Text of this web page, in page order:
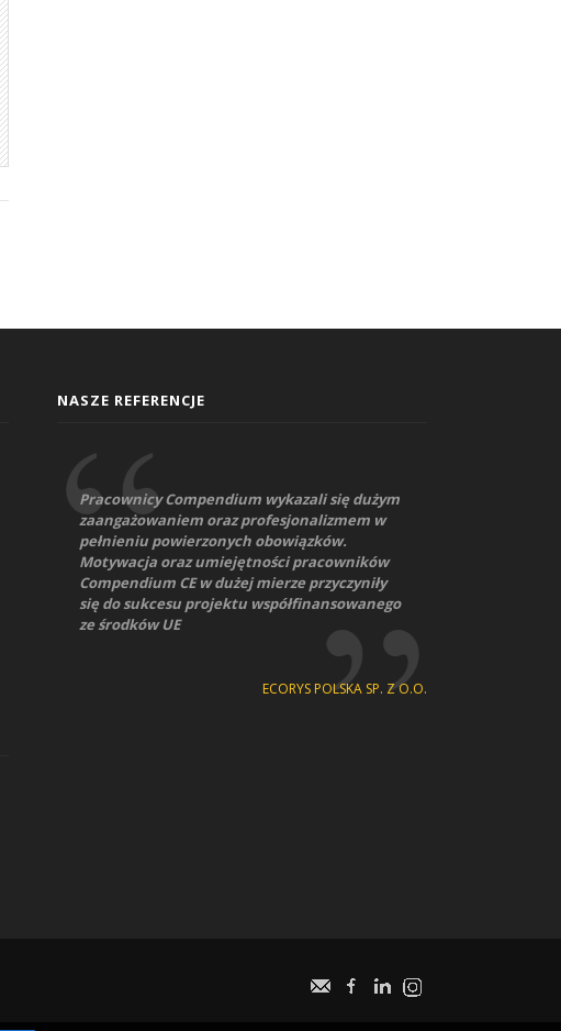
NASZE REFERENCJE
Pracownicy Compendium wykazali się dużym
zaangażowaniem oraz profesjonalizmem w
pełnieniu powierzonych obowiązków.
Motywacja oraz umiejętności pracowników
Compendium CE w dużej mierze przyczyniły
się do sukcesu projektu współfinansowanego
ze środków UE
ECORYS POLSKA SP. Z O.O.